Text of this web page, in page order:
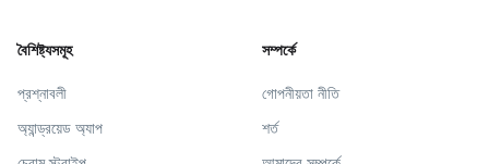
বৈশিষ্ট্যসমূহ
প্রশ্নাবলী
অ্যান্ড্রয়েড অ্যাপ
সম্পর্কে
গোপনীয়তা নীতি
শর্ত